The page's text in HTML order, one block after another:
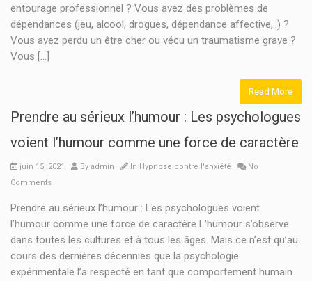
entourage professionnel ? Vous avez des problèmes de
dépendances (jeu, alcool, drogues, dépendance affective,..) ?
Vous avez perdu un être cher ou vécu un traumatisme grave ?
Vous [...]
Read More
Prendre au sérieux l’humour : Les psychologues
voient l’humour comme une force de caractère
juin 15, 2021 By admin In Hypnose contre l'anxiété
No
Comments
Prendre au sérieux l’humour : Les psychologues voient
l’humour comme une force de caractère L’humour s’observe
dans toutes les cultures et à tous les âges. Mais ce n’est qu’au
cours des dernières décennies que la psychologie
expérimentale l’a respecté en tant que comportement humain